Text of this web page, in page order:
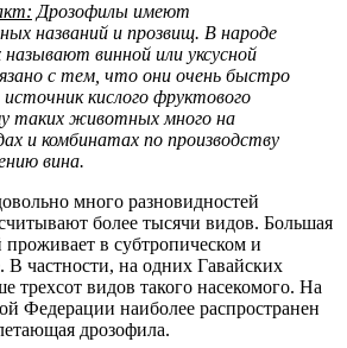
Дрозофилы имеют
названий и прозвищ. В народе
винной или уксусной
с тем, что они очень быстро
кислого фруктового
таких животных много на
и комбинатах по производству
вина.
много разновидностей
более тысячи видов. Большая
проживает в субтропическом и
В частности, на одних Гавайских
трехсот видов такого насекомого. На
Федерации наиболее распространен
дрозофила.